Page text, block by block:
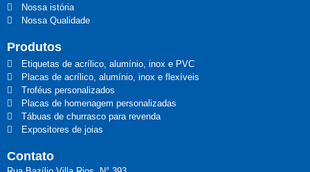
Nossa istória
Nossa Qualidade
Produtos
Etiquetas de acrílico, alumínio, inox e PVC
Placas de acrílico, alumínio, inox e flexíveis
Troféus personalizados
Placas de homenagem personalizadas
Tábuas de churrasco para revenda
Expositores de joias
Contato